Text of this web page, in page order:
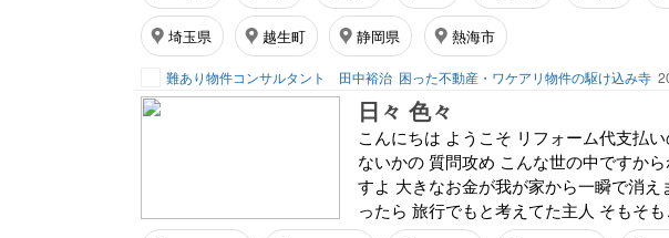
埼玉県 越生町 静岡県 熱海市
難あり物件コンサルタント 田中裕治 困った不動産・ワケアリ物件の駆け込み寺
日々 色々
こんにちは ようこそ リフォーム代支払
ないかの 質問攻め こんな世の中ですか
すよ 大きなお金が我が家から一瞬で消
ったら 旅行でもと考えてた主人 そもそ